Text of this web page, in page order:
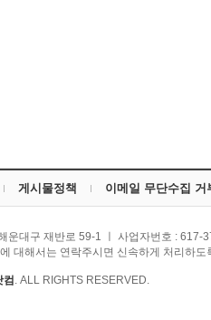
게시물정책 이메일 무단수집 거
운대구 재반로 59-1 ㅣ 사업자번호 : 617-
대해서는 연락주시면 신속하게 처리하도
컴 . ALL RIGHTS RESERVED.